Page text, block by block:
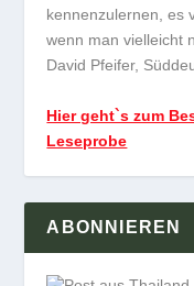
kennenzulernen, es
wenn man vielleicht
David Pfeifer,
Hier geht`s zum
Leseprobe
ABONNIEREN